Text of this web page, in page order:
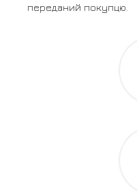
переданий покупцю.